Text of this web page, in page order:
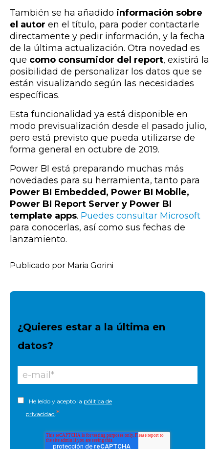
También se ha añadido información sobre
el autor en el título, para poder contactarle
directamente y pedir información, y la fecha
de la última actualización. Otra novedad es
que como consumidor del report, existirá la
posibilidad de personalizar los datos que se
están visualizando según las necesidades
específicas.
Esta funcionalidad ya está disponible en
modo previsualización desde el pasado julio,
pero está previsto que pueda utilizarse de
forma general en octubre de 2019.
Power BI está preparando muchas más
novedades para su herramienta, tanto para
Power BI Embedded, Power BI Mobile,
Power BI Report Server y Power BI
template apps. Puedes consultar Microsoft
para conocerlas, así como sus fechas de
lanzamiento.
Publicado por Maria Gorini
¿Quieres estar a la última en
datos?
He leído y acepto la pólitica de
privacidad.*